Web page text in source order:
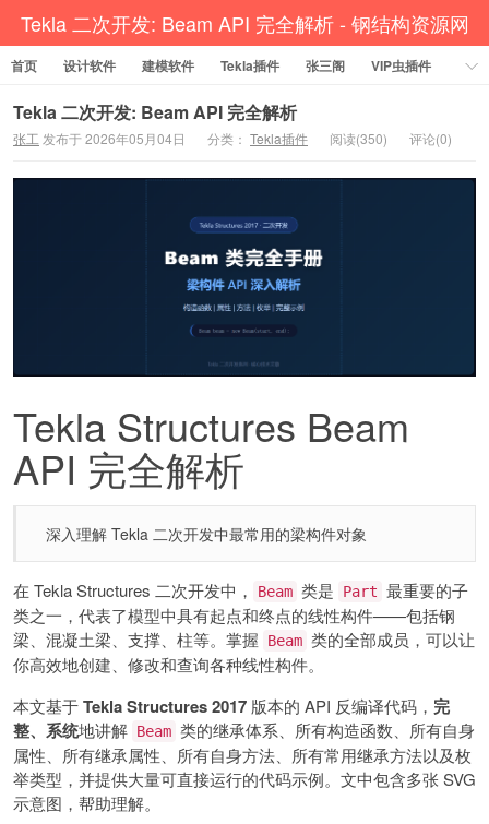
Tekla 二次开发: Beam API 完全解析 - 钢结构资源网
Tekla插件 CAD工具 犀牛GH汉化 套料
首页 设计软件 建模软件 Tekla插件 张三阁
VIP虫插件
CAD插件
定尺提料 贱人工具箱 工程辅助
资讯教程
工程模型 关于网站
Tekla 二次开发: Beam API 完全解析
张工 发布于 2026年05月04日 分类： Tekla插件 阅读(350) 评论(0)
Tekla Structures Beam
API 完全解析
深入理解 Tekla 二次开发中最常用的梁构件对象
在 Tekla Structures 二次开发中， Beam 类是 Part 最重要的子
类之一，代表了模型中具有起点和终点的线性构件——包括钢
梁、混凝土梁、支撑、柱等。掌握
Beam 类的全部成员，可以让
你高效地创建、修改和查询各种线性构件。
本文基于Tekla Structures 2017 版本的 API 反编译代码， 完
整、系统地讲解 Beam 类的继承体系、所有构造函数、所有自身
属性、所有继承属性、所有自身方法、所有常用继承方法以及枚
举类型，并提供大量可直接运行的代码示例。文中包含多张 SVG
示意图，帮助理解。